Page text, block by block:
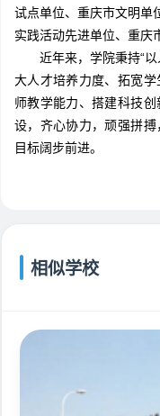
试点单位、重庆市文明单
实践活动先进单位、重庆
近年来，学院秉持“
大人才培养力度、拓宽
师教学能力、搭建科技
设，齐心协力，顽强拼
目标阔步前进。
相似学校